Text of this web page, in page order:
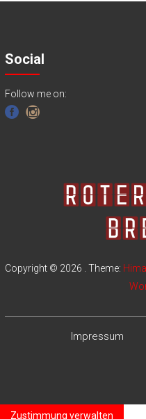
Social
Follow me on:
Copyright © 2026 . Theme:
Impressum
Zustimmung verwalten